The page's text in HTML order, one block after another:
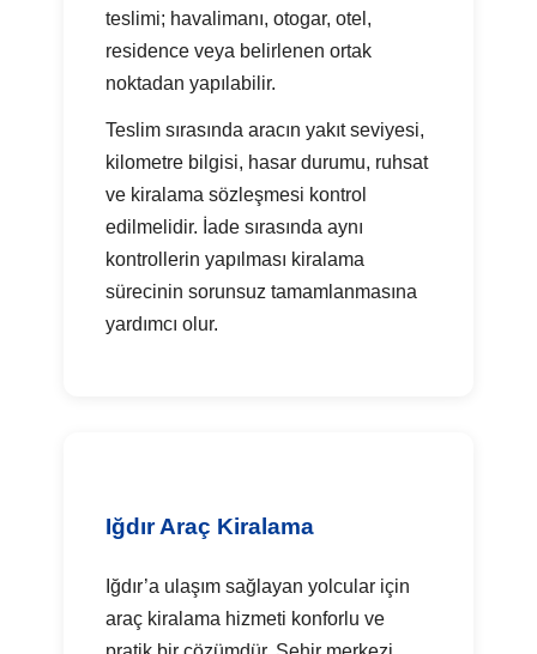
teslimi; havalimanı, otogar, otel,
residence veya belirlenen ortak
noktadan yapılabilir.
Teslim sırasında aracın yakıt seviyesi,
kilometre bilgisi, hasar durumu, ruhsat
ve kiralama sözleşmesi kontrol
edilmelidir. İade sırasında aynı
kontrollerin yapılması kiralama
sürecinin sorunsuz tamamlanmasına
yardımcı olur.
Iğdır Araç Kiralama
Iğdır’a ulaşım sağlayan yolcular için
araç kiralama hizmeti konforlu ve